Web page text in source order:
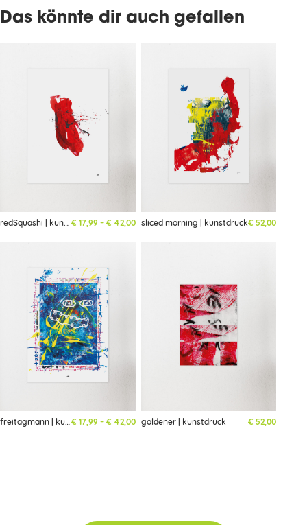
Das könnte dir auch gefallen
redSquashi | kunstdruck € 17,99 – € 42,00Preisspanne: € 17,99 bis € 42,00
sliced morning | kunstdruck€ 52,00
freitagmann | kunstdruck€ 17,99 – € 42,00Preisspanne: € 17,99 bis € 42,00
goldener | kunstdruck € 52,00